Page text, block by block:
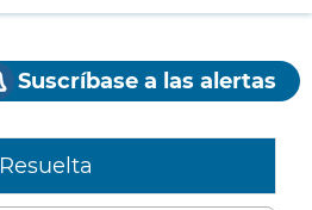
Suscríbase a las alertas
Resuelta